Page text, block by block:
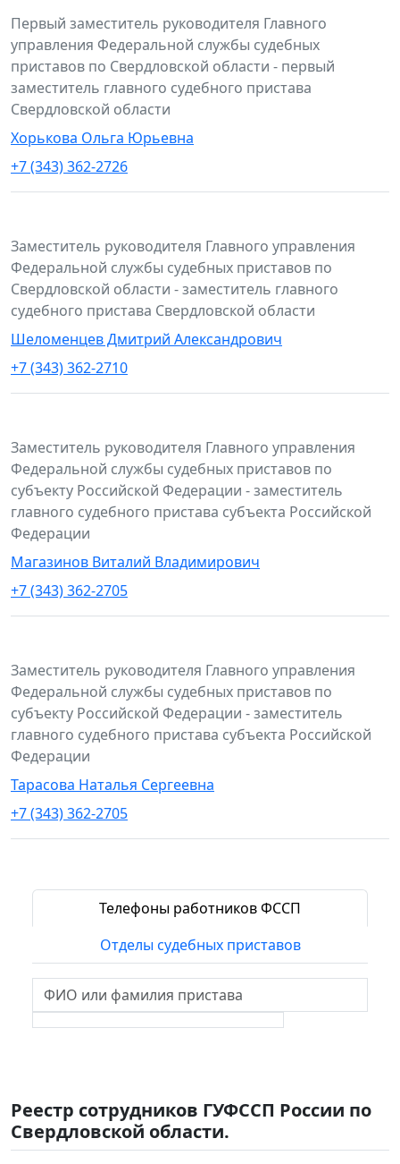
Первый заместитель руководителя Главного
управления Федеральной службы судебных
приставов по Свердловской области - первый
заместитель главного судебного пристава
Свердловской области
Хорькова Ольга Юрьевна
+7 (343) 362-2726
Заместитель руководителя Главного управления
Федеральной службы судебных приставов по
Свердловской области - заместитель главного
судебного пристава Свердловской области
Шеломенцев Дмитрий Александрович
+7 (343) 362-2710
Заместитель руководителя Главного управления
Федеральной службы судебных приставов по
субъекту Российской Федерации - заместитель
главного судебного пристава субъекта Российской
Федерации
Магазинов Виталий Владимирович
+7 (343) 362-2705
Заместитель руководителя Главного управления
Федеральной службы судебных приставов по
субъекту Российской Федерации - заместитель
главного судебного пристава субъекта Российской
Федерации
Тарасова Наталья Сергеевна
+7 (343) 362-2705
Телефоны работников ФССП
Отделы судебных приставов
Реестр сотрудников ГУФССП России по
Свердловской области.